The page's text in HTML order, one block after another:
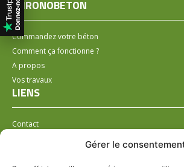
Gérer le
CHRONOBETON
Commandez votre béton
Comment ça fonctionne ?
A propos
Vos travaux
LIENS
Contact